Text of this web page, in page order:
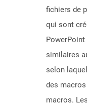
fichiers de
qui sont
similaires
selon
des
macros.